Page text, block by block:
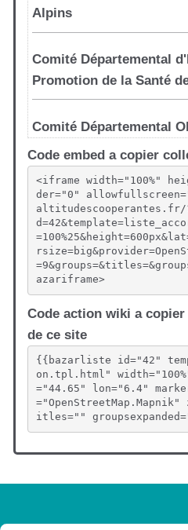
Code embed a copier
<iframe width="100%"
der="0"
altitudescooperantes.fr/
azariframe>
Code action wiki a
de ce site
{{bazarliste id="42"
on.tpl.html"
="44.65" lon="6.4"
itles=""